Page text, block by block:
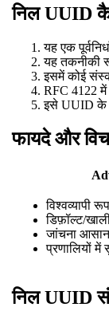
निल UUID
यह एक
यह तकनीकी
इसमें कोई
RFC 4122
इसे UUID के
फायदे और
विश्वव्यापी
डिफ़ॉल्ट/
जांचना
प्रणालियों
निल UUID